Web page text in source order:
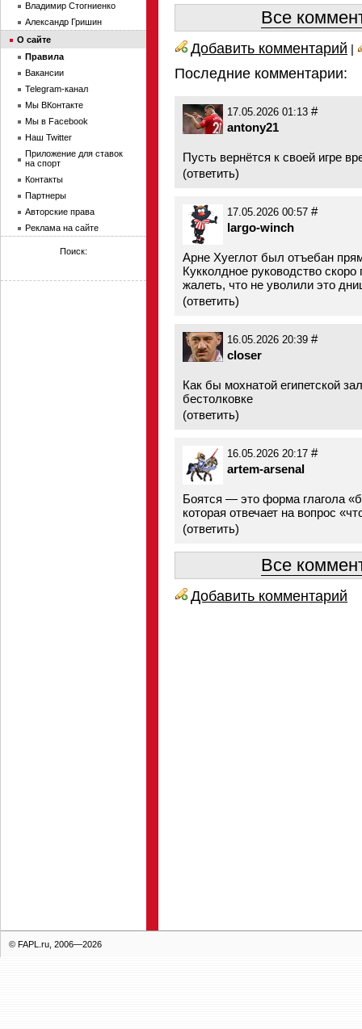
Все
Добавить комментарий |
Последние комментарии:
17.05.2026 01:13 #
antony21
Пусть вернётся к своей игре
(ответить)
17.05.2026 00:57 #
largo-winch
Арне Хуеглот был отъебан
Кукколдное руководство
жалеть, что не уволили это
(ответить)
16.05.2026 20:39 #
closer
Как бы мохнатой египетской
бестолковке
(ответить)
16.05.2026 20:17 #
artem-arsenal
Боятся — это форма глагола
которая отвечает на вопрос
(ответить)
Все
Добавить комментарий
Владимир Стогниенко
Александр Гришин
О сайте
Правила
Вакансии
Telegram-канал
Мы ВКонтакте
Мы в Facebook
Наш Twitter
Приложение для ставок
на спорт
Контакты
Партнеры
Авторские права
Реклама на сайте
Поиск:
© FAPL.ru, 2006—2026